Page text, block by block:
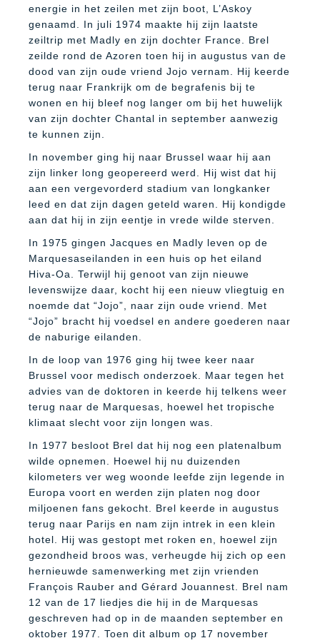
energie in het zeilen met zijn boot, L’Askoy
genaamd. In juli 1974 maakte hij zijn laatste
zeiltrip met Madly en zijn dochter France. Brel
zeilde rond de Azoren toen hij in augustus van de
dood van zijn oude vriend Jojo vernam. Hij keerde
terug naar Frankrijk om de begrafenis bij te
wonen en hij bleef nog langer om bij het huwelijk
van zijn dochter Chantal in september aanwezig
te kunnen zijn.
In november ging hij naar Brussel waar hij aan
zijn linker long geopereerd werd. Hij wist dat hij
aan een vergevorderd stadium van longkanker
leed en dat zijn dagen geteld waren. Hij kondigde
aan dat hij in zijn eentje in vrede wilde sterven.
In 1975 gingen Jacques en Madly leven op de
Marquesaseilanden in een huis op het eiland
Hiva-Oa. Terwijl hij genoot van zijn nieuwe
levenswijze daar, kocht hij een nieuw vliegtuig en
noemde dat “Jojo”, naar zijn oude vriend. Met
“Jojo” bracht hij voedsel en andere goederen naar
de naburige eilanden.
In de loop van 1976 ging hij twee keer naar
Brussel voor medisch onderzoek. Maar tegen het
advies van de doktoren in keerde hij telkens weer
terug naar de Marquesas, hoewel het tropische
klimaat slecht voor zijn longen was.
In 1977 besloot Brel dat hij nog een platenalbum
wilde opnemen. Hoewel hij nu duizenden
kilometers ver weg woonde leefde zijn legende in
Europa voort en werden zijn platen nog door
miljoenen fans gekocht. Brel keerde in augustus
terug naar Parijs en nam zijn intrek in een klein
hotel. Hij was gestopt met roken en, hoewel zijn
gezondheid broos was, verheugde hij zich op een
hernieuwde samenwerking met zijn vrienden
François Rauber and Gérard Jouannest. Brel nam
12 van de 17 liedjes die hij in de Marquesas
geschreven had op in de maanden september en
oktober 1977. Toen dit album op 17 november